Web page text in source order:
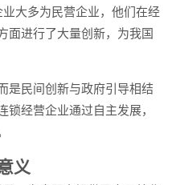
大多为民营企业，他们在经
面进行了大量创新，为我国
是民间创新与政府引导相结
锁经营企业通过自主发展，
义